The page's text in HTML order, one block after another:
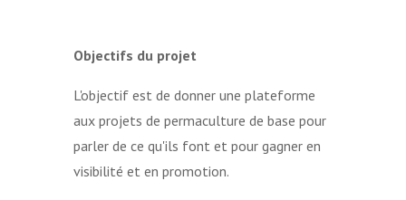
Objectifs du projet
L'objectif est de donner une plateforme
aux projets de permaculture de base pour
parler de ce qu'ils font et pour gagner en
visibilité et en promotion.